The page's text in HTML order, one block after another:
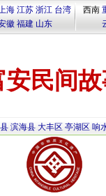
海 江苏 浙江 台湾
徽 福建 山东
西南
安民间
滨海县 大丰区 亭湖区 响